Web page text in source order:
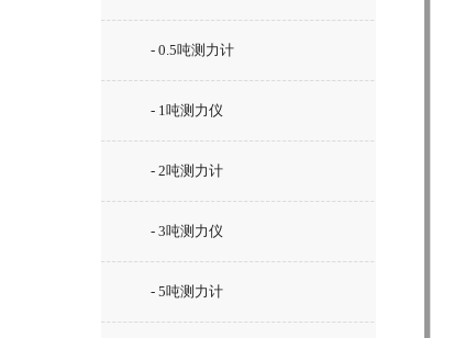
- 0.5吨测力计
- 1吨测力仪
- 2吨测力计
- 3吨测力仪
- 5吨测力计